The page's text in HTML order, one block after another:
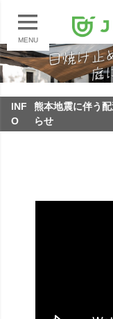
MENU
INF
O
熊本地震に伴う
らせ